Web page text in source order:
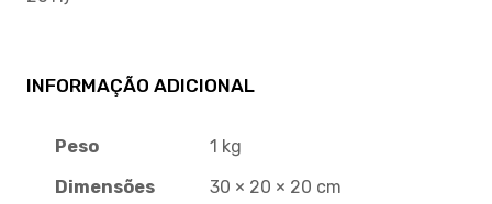
INFORMAÇÃO ADICIONAL
Peso
1 kg
Dimensões
30 × 20 × 20 cm